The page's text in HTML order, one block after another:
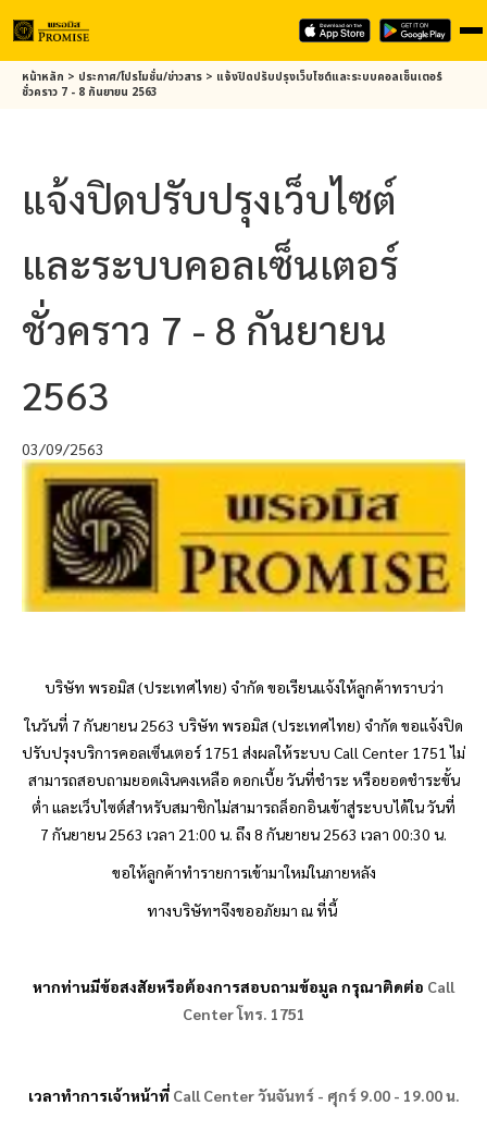
Skipหน้าหลัก > ประกาศ/โปรโมชั่น/ข่าวสาร > แจ้งปิดปรับปรุงเว็บไซต์และระบบคอลเซ็นเตอร์
ชั่วคราว 7 - 8 กันยายน 2563
แจ้งปิดปรับปรุงเว็บไซต์
และระบบคอลเซ็นเตอร์
ชั่วคราว 7 - 8 กันยายน
2563
03/09/2563
บริษัท พรอมิส(ประเทศไทย) จำกัด ขอเรียนแจ้งให้ลูกค้าทราบว่า
ในวันที่ 7 กันยายน 2563 บริษัท พรอมิส(ประเทศไทย) จำกัด ขอแจ้งปิด
ปรับปรุงบริการคอลเซ็นเตอร์ 1751 ส่งผลให้ระบบ Call Center 1751 ไม่
สามารถสอบถามยอดเงินคงเหลือ ดอกเบี้ย วันที่ชำระ หรือยอดชำระขั้น
ต่ำ และเว็บไซต์สำหรับสมาชิกไม่สามารถล็อกอินเข้าสู่ระบบได้ใน วันที่
7 กันยายน 2563 เวลา 21:00 น. ถึง 8 กันยายน 2563 เวลา 00:30 น.
ขอให้ลูกค้าทำรายการเข้ามาใหม่ในภายหลัง
ทางบริษัทฯจึงขออภัยมา ณ ที่นี้
หากท่านมีข้อสงสัยหรือต้องการสอบถามข้อมูล กรุณาติดต่อ Call
Centerโทร. 1751
เวลาทำการเจ้าหน้าที่ Call Centerวันจันทร์ - ศุกร์ 9.00 - 19.00 น.